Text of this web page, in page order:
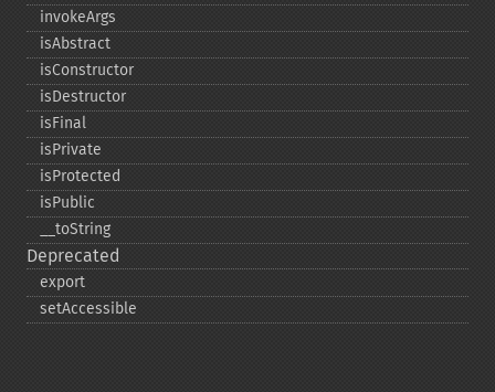
invokeArgs
isAbstract
isConstructor
isDestructor
isFinal
isPrivate
isProtected
isPublic
_​_​toString
Deprecated
export
setAccessible